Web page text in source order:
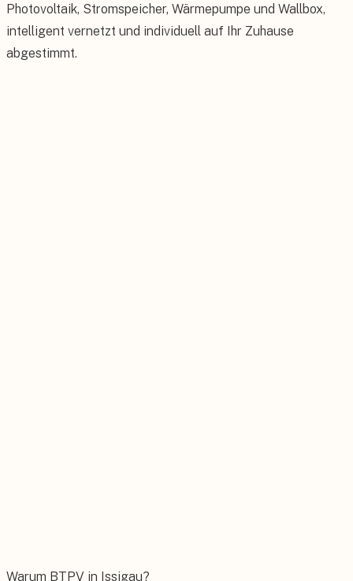
Photovoltaik, Stromspeicher, Wärmepumpe und Wallbox,
intelligent vernetzt und individuell auf Ihr Zuhause
abgestimmt.
Warum BTPV in Issigau?